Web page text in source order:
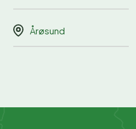
Årøsund